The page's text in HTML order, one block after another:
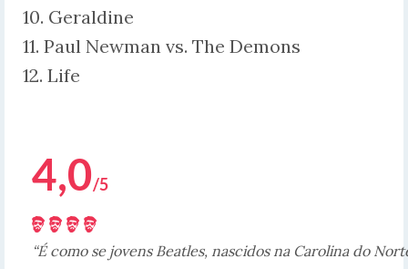
10. Geraldine
11. Paul Newman vs. The Demons
12. Life
4,0/5
“É como se jovens Beatles, nascidos na Carolina do